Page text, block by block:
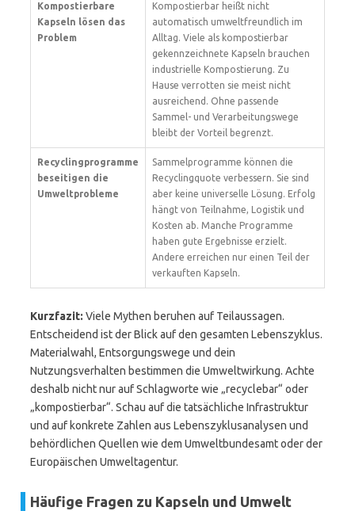
Kompostierbare
Kapseln lösen das
Problem
Kompostierbar heißt nicht
automatisch umweltfreundlich im
Alltag. Viele als kompostierbar
gekennzeichnete Kapseln brauchen
industrielle Kompostierung. Zu
Hause verrotten sie meist nicht
ausreichend. Ohne passende
Sammel- und Verarbeitungswege
bleibt der Vorteil begrenzt.
Recyclingprogramme
beseitigen die
Umweltprobleme
Sammelprogramme können die
Recyclingquote verbessern. Sie sind
aber keine universelle Lösung. Erfolg
hängt von Teilnahme, Logistik und
Kosten ab. Manche Programme
haben gute Ergebnisse erzielt.
Andere erreichen nur einen Teil der
verkauften Kapseln.
Kurzfazit: Viele Mythen beruhen auf Teilaussagen.
Entscheidend ist der Blick auf den gesamten Lebenszyklus.
Materialwahl, Entsorgungswege und dein
Nutzungsverhalten bestimmen die Umweltwirkung. Achte
deshalb nicht nur auf Schlagworte wie „recyclebar“ oder
„kompostierbar“. Schau auf die tatsächliche Infrastruktur
und auf konkrete Zahlen aus Lebenszyklusanalysen und
behördlichen Quellen wie dem Umweltbundesamt oder der
Europäischen Umweltagentur.
Häufige Fragen zu Kapseln und Umwelt